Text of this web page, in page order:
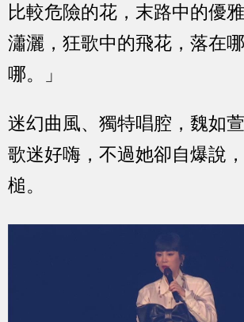
比較危險的花，末路中的優
瀟灑，狂歌中的飛花，落在
哪。」
迷幻曲風、獨特唱腔，魏如
歌迷好嗨，不過她卻自爆說
槌。